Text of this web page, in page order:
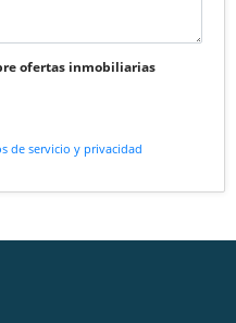
ofertas inmobiliarias
de servicio y privacidad